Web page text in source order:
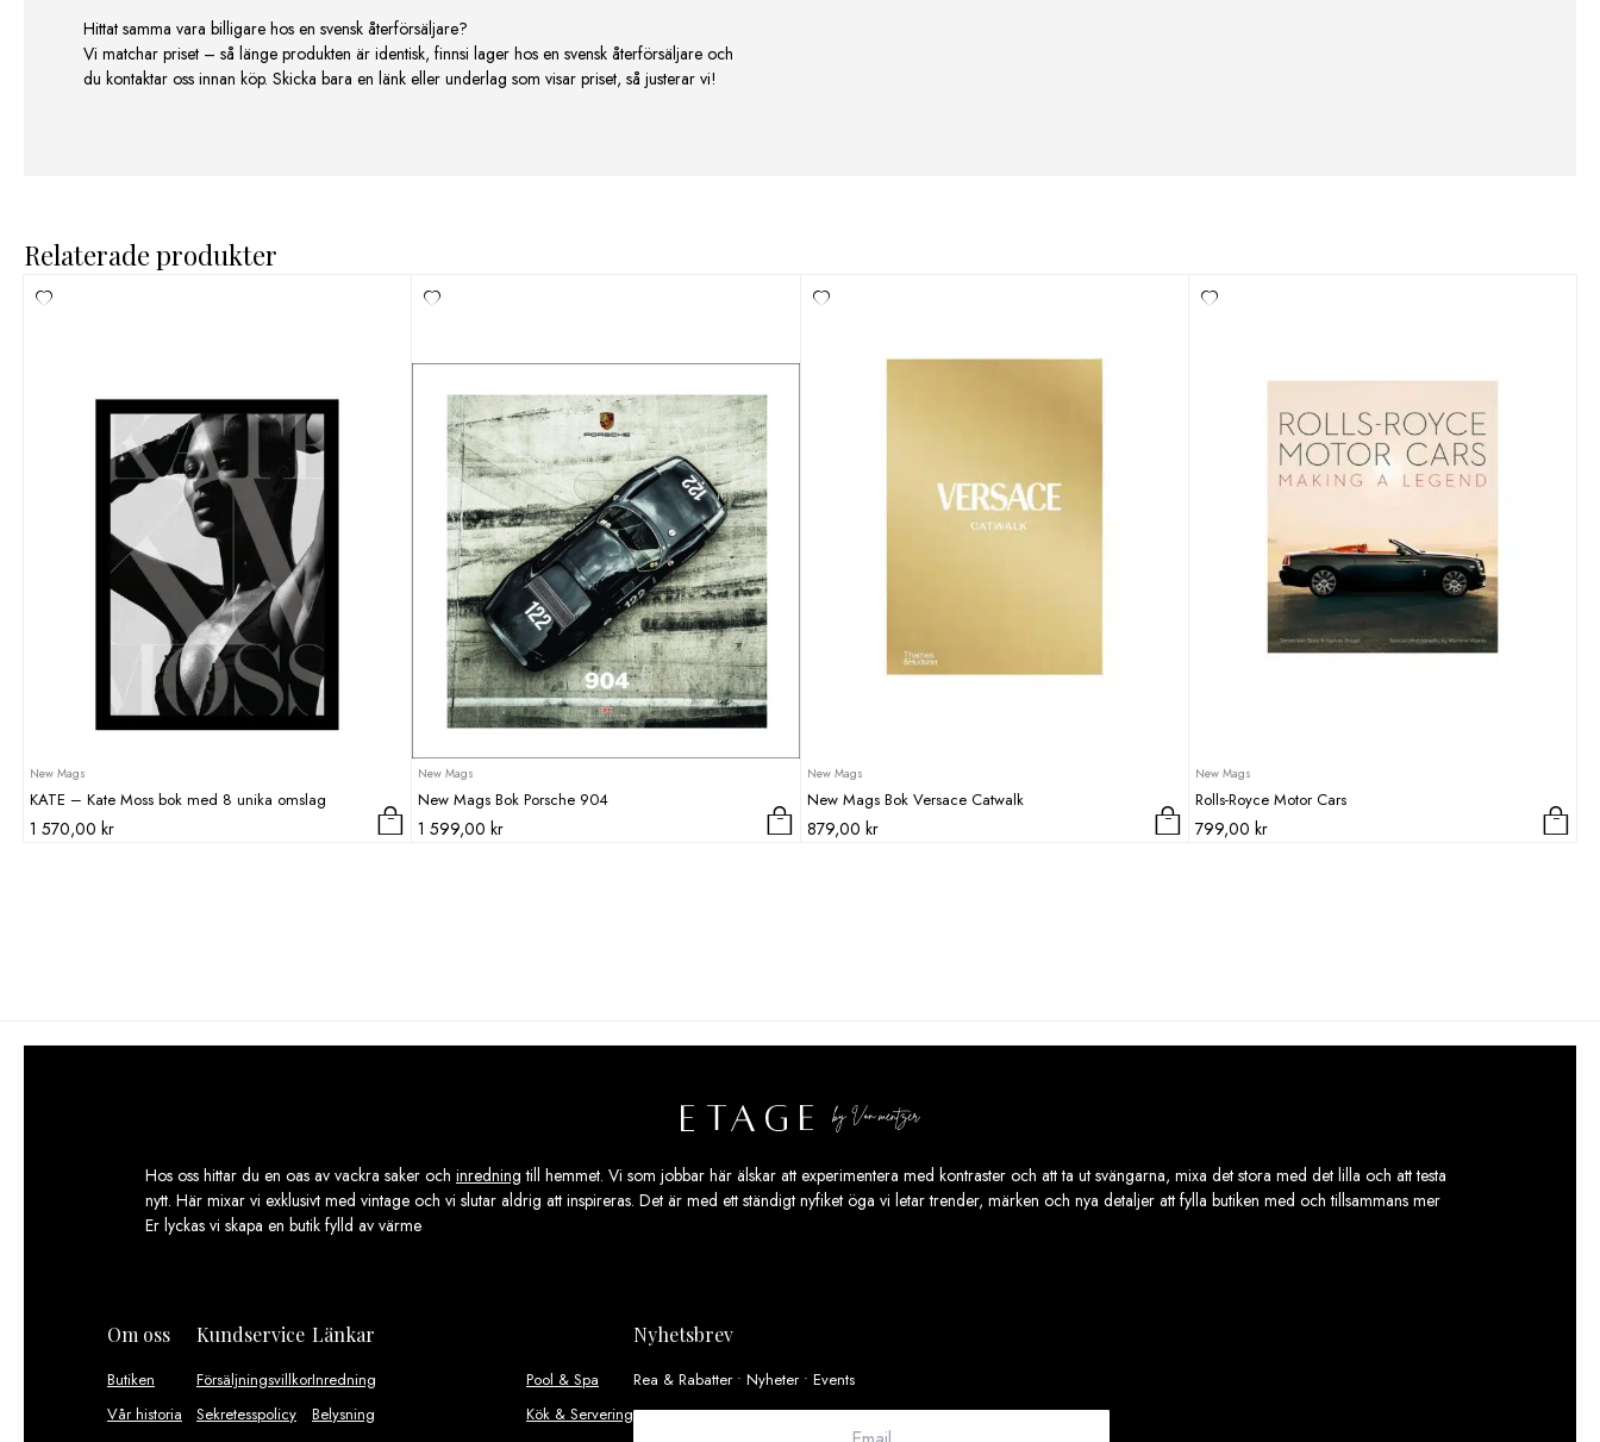
Hittat samma vara billigare hos en svensk återförsäljare?
Vi matchar priset – så länge produkten är identisk, finnsi lager hos en svensk återförsäljare och
du kontaktar oss innan köp. Skicka bara en länk eller underlag som visar priset, så justerar vi!
Relaterade produkter
New Mags
KATE – Kate Moss bok med 8 unika omslag
1 570,00 kr
New Mags
New Mags Bok Porsche 904
1 599,00kr
New Mags
New Mags Bok Versace Catwalk
879,00 kr
New Mags
Rolls-Royce Motor Cars
799,00 kr
Hos oss hittar du en oas av vackra saker och inredning till hemmet. Vi som jobbar här älskar att experimentera med kontraster och att ta ut svängarna, mixa det stora med det lilla och att testa
nytt. Här mixar vi exklusivt med vintage och vi slutar aldrig att inspireras. Det är med ett ständigt nyfiket öga vi letar trender, märken och nya detaljer att fylla butiken med och tillsammans mer
Er lyckas vi skapa en butik fylld av värme
Om oss
Butiken
Vår historia
Kundservice
Försäljningsvillkor
Sekretesspolicy
Länkar
Inredning
Belysning
Pool & Spa
Kök & Servering
Nyhetsbrev
Rea & Rabatter • Nyheter • Events